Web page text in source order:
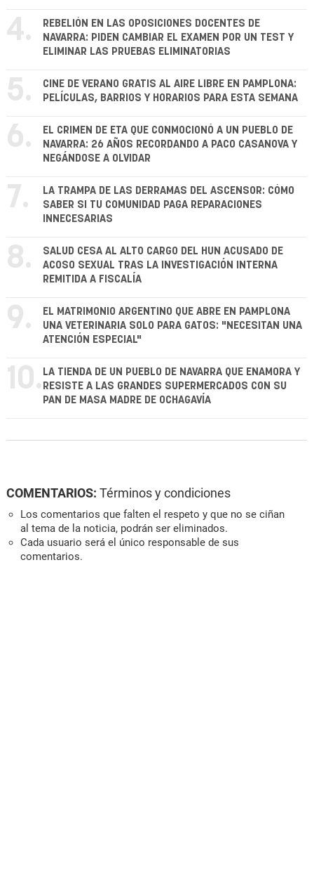
4.
REBELIÓN EN LAS OPOSICIONES DOCENTES DE
NAVARRA: PIDEN CAMBIAR EL EXAMEN POR UN TEST Y
ELIMINAR LAS PRUEBAS ELIMINATORIAS
5.
CINE DE VERANO GRATIS AL AIRE LIBRE EN PAMPLONA:
PELÍCULAS, BARRIOS Y HORARIOS PARA ESTA SEMANA
6.
EL CRIMEN DE ETA QUE CONMOCIONÓ A UN PUEBLO DE
NAVARRA: 26 AÑOS RECORDANDO A PACO CASANOVA Y
NEGÁNDOSE A OLVIDAR
7.
LA TRAMPA DE LAS DERRAMAS DEL ASCENSOR: CÓMO
SABER SI TU COMUNIDAD PAGA REPARACIONES
INNECESARIAS
8.
SALUD CESA AL ALTO CARGO DEL HUN ACUSADO DE
ACOSO SEXUAL TRAS LA INVESTIGACIÓN INTERNA
REMITIDA A FISCALÍA
9.
EL MATRIMONIO ARGENTINO QUE ABRE EN PAMPLONA
UNA VETERINARIA SOLO PARA GATOS: "NECESITAN UNA
ATENCIÓN ESPECIAL"
10. LA TIENDA DE UN PUEBLO DE NAVARRA QUE ENAMORA Y
RESISTE A LAS GRANDES SUPERMERCADOS CON SU
PAN DE MASA MADRE DE OCHAGAVÍA
COMENTARIOS: Términos y condiciones
Los comentarios que falten el respeto y que no se ciñan
al tema de la noticia, podrán ser eliminados.
Cada usuario será el único responsable de sus
comentarios.